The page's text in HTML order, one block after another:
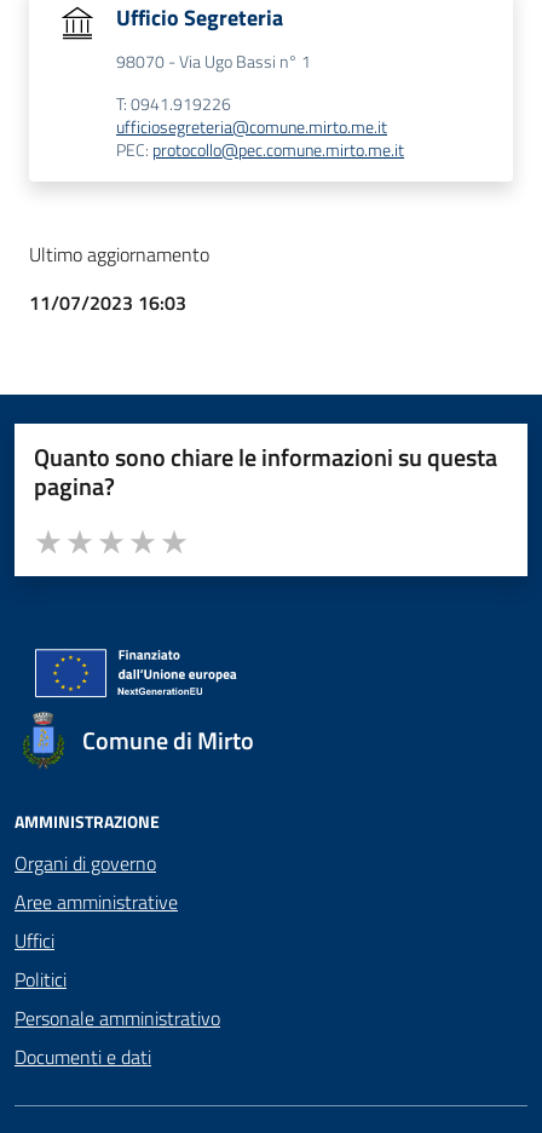
Ufficio Segreteria
98070 - Via Ugo Bassi n° 1
T: 0941.919226
ufficiosegreteria@comune.mirto.me.it
PEC: protocollo@pec.comune.mirto.me.it
Ultimo aggiornamento
11/07/2023 16:03
Quanto sono chiare le informazioni su questa
pagina?
Valuta da 1 a 5 stelle la pagina
Valuta 5 stelle su 5
Valuta 4 stelle su 5
Valuta 3 stelle su 5
Valuta 2 stelle su 5
Valuta 1 stelle su 5
Comune di Mirto
AMMINISTRAZIONE
Organi di governo
Aree amministrative
Uffici
Politici
Personale amministrativo
Documenti e dati